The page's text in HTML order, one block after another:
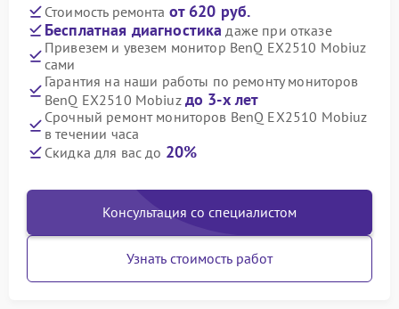
Стоимость ремонта от 620 руб.
Бесплатная диагностика даже при отказе
Привезем и увезем монитор BenQ EX2510 Mobiuz
сами
Гарантия на наши работы по ремонту мониторов
BenQ EX2510 Mobiuz до 3-х лет
Срочный ремонт мониторов BenQ EX2510 Mobiuz
в течении часа
Скидка для вас до 20%
Консультация со специалистом
Узнать стоимость работ